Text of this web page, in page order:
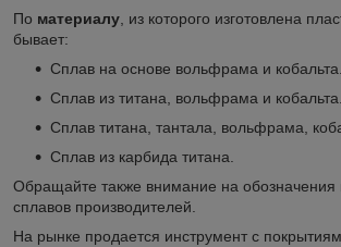
По материалу , из которого изготовлена
бывает:
Сплав на основе вольфрама и кобальта.
Сплав из титана, вольфрама и кобальта.
Сплав титана, тантала, вольфрама,
Сплав из карбида титана.
Обращайте также внимание на обозначения
сплавов производителей.
На рынке продается инструмент с